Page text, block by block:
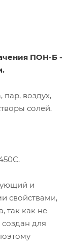
ПОН-Б -
пар, воздух,
солей.
и
свойствами,
так как не
для